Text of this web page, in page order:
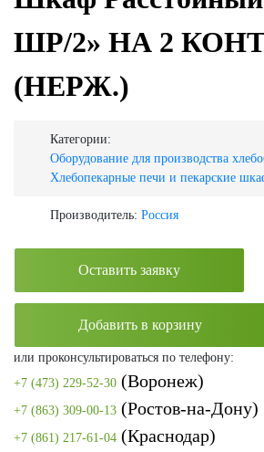
ШР/2» НА 2
(НЕРЖ.)
Категории:
Оборудование для производства
Хлебопекарные печи и пекарские
Производитель: Россия
Оставить заявку
Добавить в корзину
или проконсультироваться по телефону:
+7 (473) 229-52-30 (Воронеж)
+7 (863) 309-00-13 (Ростов-на-Дону)
+7 (861) 217-61-04 (Краснодар)